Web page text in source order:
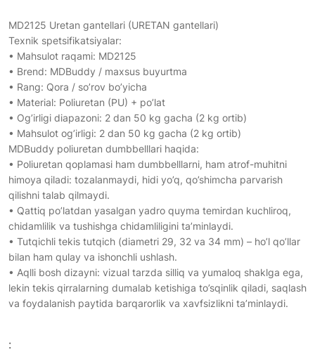
MD2125 Uretan gantellari (URETAN gantellari)
Texnik spetsifikatsiyalar:
• Mahsulot raqami: MD2125
• Brend: MDBuddy / maxsus buyurtma
• Rang: Qora / so’rov bo’yicha
• Material: Poliuretan (PU) + po’lat
• Og’irligi diapazoni: 2 dan 50 kg gacha (2 kg ortib)
• Mahsulot og’irligi: 2 dan 50 kg gacha (2 kg ortib)
MDBuddy poliuretan dumbbelllari haqida:
• Poliuretan qoplamasi ham dumbbelllarni, ham atrof-muhitni
himoya qiladi: tozalanmaydi, hidi yo’q, qo’shimcha parvarish
qilishni talab qilmaydi.
• Qattiq po’latdan yasalgan yadro quyma temirdan kuchliroq,
chidamlilik va tushishga chidamliligini ta’minlaydi.
• Tutqichli tekis tutqich (diametri 29, 32 va 34 mm) – ho’l qo’llar
bilan ham qulay va ishonchli ushlash.
• Aqlli bosh dizayni: vizual tarzda silliq va yumaloq shaklga ega,
lekin tekis qirralarning dumalab ketishiga to’sqinlik qiladi, saqlash
va foydalanish paytida barqarorlik va xavfsizlikni ta’minlaydi.
: